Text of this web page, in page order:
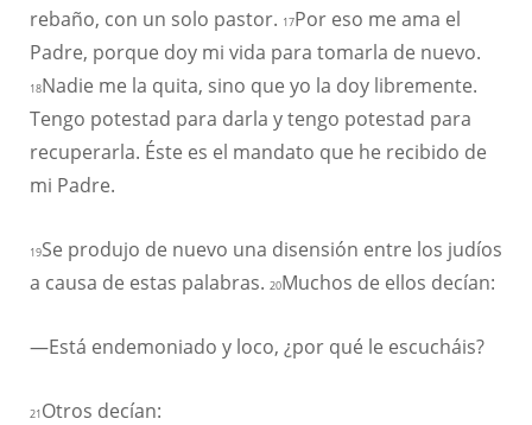
rebaño, con un solo pastor. 17Por eso me ama el
Padre, porque doy mi vida para tomarla de nuevo.
18Nadie me la quita, sino que yo la doy libremente.
Tengo potestad para darla y tengo potestad para
recuperarla. Éste es el mandato que he recibido de
mi Padre.
19Se produjo de nuevo una disensión entre los judíos
a causa de estas palabras. 20Muchos de ellos decían:
—Está endemoniado y loco, ¿por qué le escucháis?
21 Otros decían: